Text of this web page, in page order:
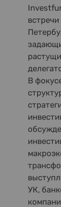
В
УК,